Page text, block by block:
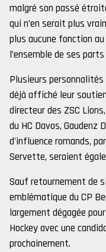
malgré son passé
qui n’en serait plus
plus aucune fonction
l’ensemble de ses
Plusieurs
déjà affiché leur
directeur des ZSC
du HC Davos, Gaudenz
d'influence romands,
Servette, seraient
Sauf retournement de
emblématique du CP
largement dégagée
Hockey avec une
prochainement.